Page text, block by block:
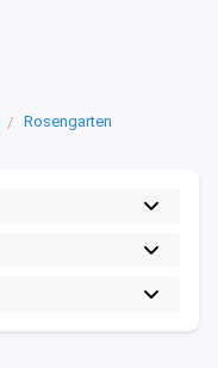
Rosengarten